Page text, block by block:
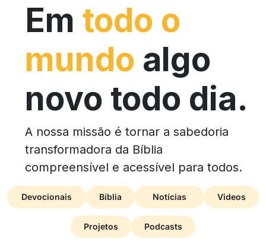
Em todo o
mundo algo
novo todo dia.
A nossa missão é tornar a sabedoria
transformadora da Bíblia
compreensível e acessível para todos.
Devocionais Bíblia Notícias Videos
Projetos Podcasts